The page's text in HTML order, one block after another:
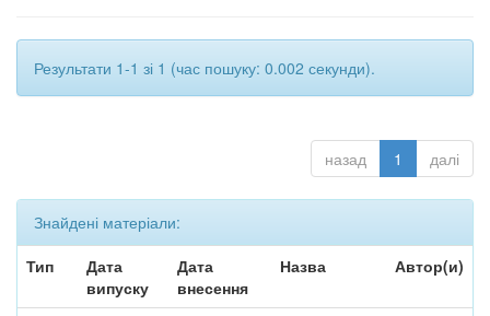
Результати 1-1 зі 1 (час пошуку: 0.002 секунди).
назад 1 далі
Знайдені матеріали:
Тип
Дата
випуску
Дата
внесення
Назва Автор(и)